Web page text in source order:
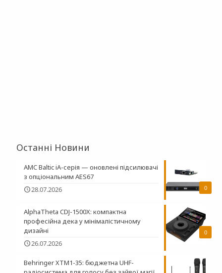
Останні Новини
0
AMC Baltic iA-серія — оновлені підсилювачі
з опціональним AES67
28.07.2026
0
AlphaTheta CDJ-1500X: компактна
професійна дека у мінімалістичному
дизайні
26.07.2026
Behringer XTM1-35: бюджетна UHF-